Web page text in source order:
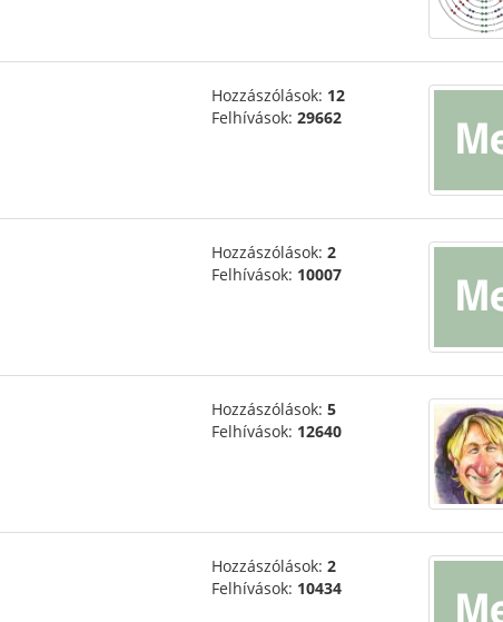
Hozzászólások: 12
Felhívások: 29662
Hozzászólások: 2
Felhívások: 10007
Hozzászólások: 5
Felhívások: 12640
Hozzászólások: 2
Felhívások: 10434